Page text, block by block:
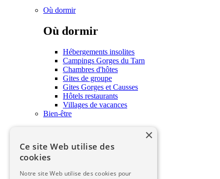
Où dormir
Où dormir
Hébergements insolites
Campings Gorges du Tarn
Chambres d'hôtes
Gites de groupe
Gites Gorges et Causses
Hôtels restaurants
Villages de vacances
Bien-être
×
Ce site Web utilise des
cookies
Notre site Web utilise des cookies pour